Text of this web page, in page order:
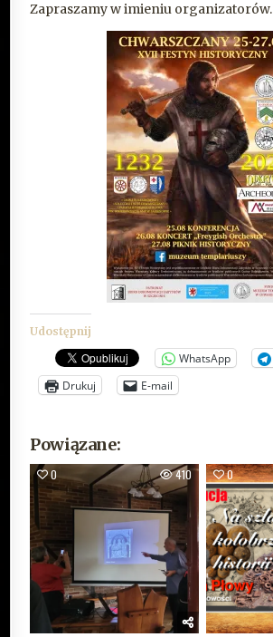
Zapraszamy w imieniu organizatorów.
Udostępnij
WhatsApp
Drukuj
E-mail
Powiązane:
0 410 0